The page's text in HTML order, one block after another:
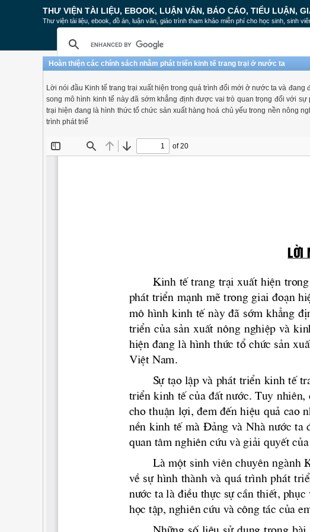
THƯ VIỆN TÀI LIỆU, EBOOK, LUẬN VĂN, BÁO CÁO, TIỂU LUẬN,
Thư viện tài liệu, ebook, đồ án, luận văn, giáo trình tham khảo miễn phí cho học sinh, sinh
Hoàn thiện các chính sách nhằm phát triển kinh tế trang trại ở nước ta
Lời nói đầu Kinh tế trang trại xuất hiện trong quá trình đổi mới ở nước ta và
song mô hình kinh tế này đã sớm khẳng định được vai trò quan trọng đối với
trại hiện đang là hình thức tổ chức sản xuất hàng hoá chủ yếu trong nền nông
trình phát triể